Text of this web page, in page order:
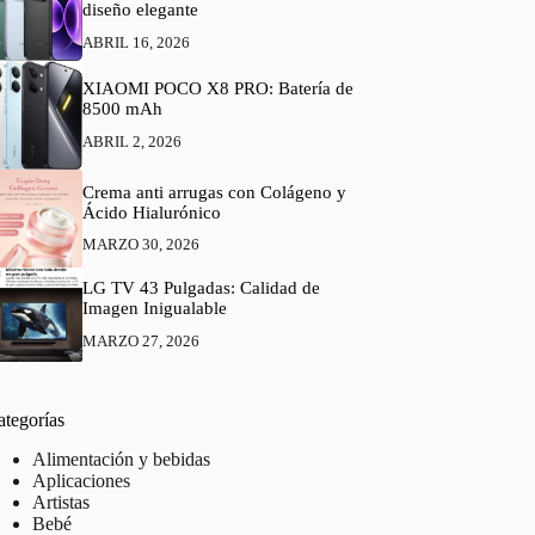
diseño elegante
ABRIL 16, 2026
XIAOMI POCO X8 PRO: Batería de
8500 mAh
ABRIL 2, 2026
Crema anti arrugas con Colágeno y
Ácido Hialurónico
MARZO 30, 2026
LG TV 43 Pulgadas: Calidad de
Imagen Inigualable
MARZO 27, 2026
Alimentación y bebidas
Aplicaciones
Artistas
Bebé